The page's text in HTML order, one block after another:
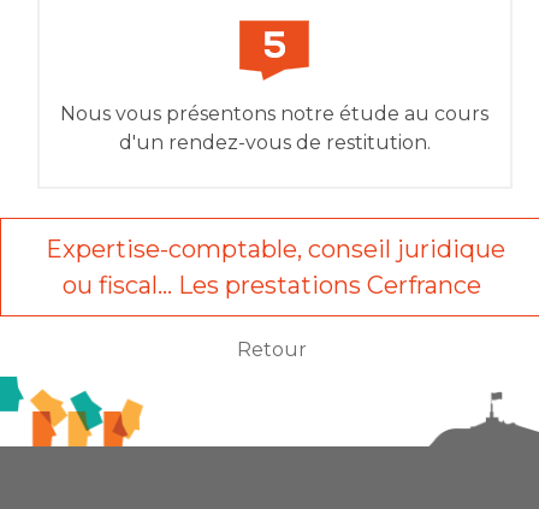
Nous vous présentons notre étude au cours
d'un rendez-vous de restitution.
Expertise-comptable, conseil juridique
ou fiscal… Les prestations Cerfrance
Retour